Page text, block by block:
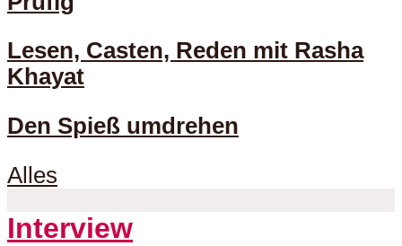
Lesen, Casten, Reden mit Rasha
Khayat
Den Spieß umdrehen
Alles
Interview